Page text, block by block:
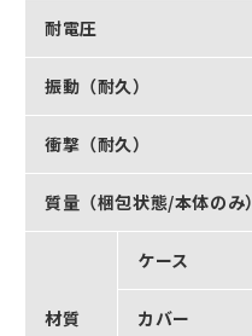
耐電圧
振動（耐久）
衝撃（耐久）
質量（梱包状態/本体のみ）
材質
ケース
カバー